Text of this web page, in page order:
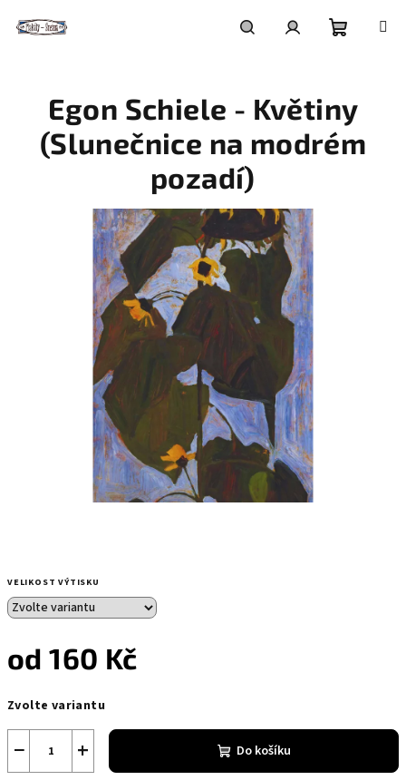
košík
VELIKOST VÝTISKU
od160 Kč
cena:
Zvolte variantu
+
− Do košíku
Egon Schiele - Květiny
(Slunečnice na modrém
pozadí)